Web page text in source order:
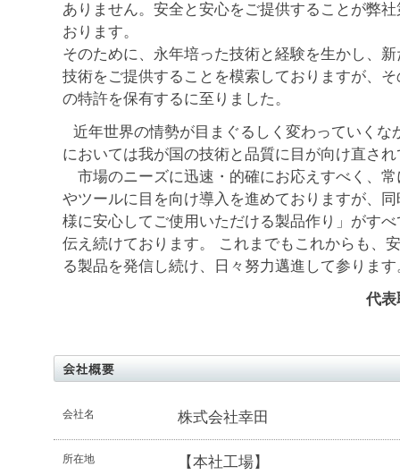
ありません。安全と安心をご提供することが弊
おります。
そのために、永年培った技術と経験を生かし、
技術をご提供することを模索しておりますが、
の特許を保有するに至りました。
近年世界の情勢が目まぐるしく変わっていくな
においては我が国の技術と品質に目が向け直さ
市場のニーズに迅速・的確にお応えすべく、
やツールに目を向け導入を進めておりますが、
様に安心してご使用いただける製品作り」がす
伝え続けております。 これまでもこれからも、
る製品を発信し続け、日々努力邁進して参ります
代
会社名 株式会社幸田
所在地
【本社工場】